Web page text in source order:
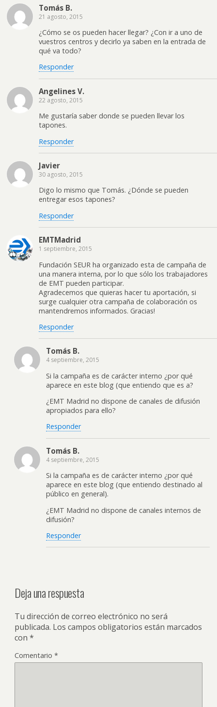
Tomás B.
21 agosto, 2015
¿Cómo se os pueden hacer llegar? ¿Con ir a uno de
vuestros centros y decirlo ya saben en la entrada de
qué va todo?
Responder
Angelines V.
22 agosto, 2015
Me gustaría saber donde se pueden llevar los
tapones.
Responder
Javier
30 agosto, 2015
Digo lo mismo que Tomás. ¿Dónde se pueden
entregar esos tapones?
Responder
EMTMadrid
1 septiembre, 2015
Fundación SEUR ha organizado esta de campaña de
una manera interna, por lo que sólo los trabajadores
de EMT pueden participar.
Agradecemos que quieras hacer tu aportación, si
surge cualquier otra campaña de colaboración os
mantendremos informados. Gracias!
Responder
Tomás B.
4 septiembre, 2015
Si la campaña es de carácter interno ¿por qué
aparece en este blog (que entiendo que es a?
¿EMT Madrid no dispone de canales de difusión
apropiados para ello?
Responder
Tomás B.
4 septiembre, 2015
Si la campaña es de carácter interno ¿por qué
aparece en este blog (que entiendo destinado al
público en general).
¿EMT Madrid no dispone de canales internos de
difusión?
Responder
Deja una respuesta
Tu dirección de correo electrónico no será
publicada. Los campos obligatorios están marcados
con *
Comentario *